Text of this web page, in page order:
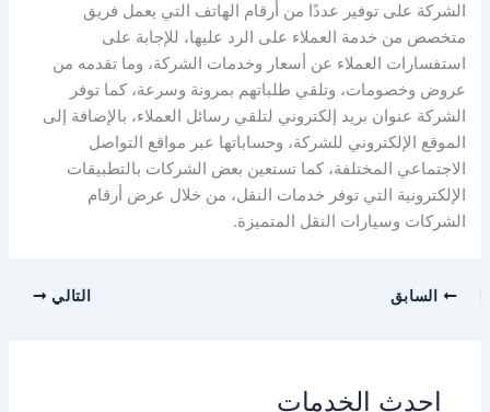
الشركة على توفير عددًا من أرقام الهاتف التي يعمل فريق
متخصص من خدمة العملاء على الرد عليها، للإجابة على
استفسارات العملاء عن أسعار وخدمات الشركة، وما تقدمه من
عروض وخصومات، وتلقي طلباتهم بمرونة وسرعة، كما توفر
الشركة عنوان بريد إلكتروني لتلقي رسائل العملاء، بالإضافة إلى
الموقع الإلكتروني للشركة، وحساباتها عبر مواقع التواصل
الاجتماعي المختلفة، كما تستعين بعض الشركات بالتطبيقات
الإلكترونية التي توفر خدمات النقل، من خلال عرض أرقام
الشركات وسيارات النقل المتميزة.
السابق التالي
احدث الخدمات